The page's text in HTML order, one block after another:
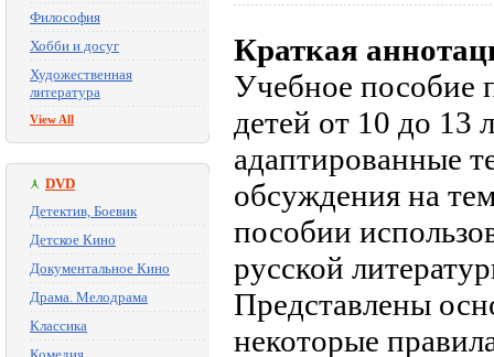
Философия
Хобби и досуг
Художественная
литература
View All
DVD
Детектив, Боевик
Детское Кино
Документальное Кино
Драма. Мелодрама
Классика
Краткая
Учебное пособие
детей от 10 до 13
адаптированные
обсуждения на
пособии
русской
Представлены
некоторые